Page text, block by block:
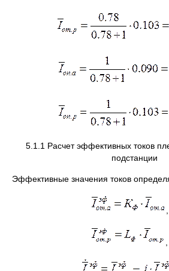
5.1.1 Расчет эффективных токов
подстанции
Эффективные значения токов